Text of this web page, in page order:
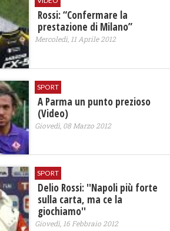
Rossi: “Confermare la
prestazione di Milano”
Mercoledì, 11 Aprile 2012
SPORT
A Parma un punto prezioso
(Video)
Giovedì, 08 Marzo 2012
SPORT
Delio Rossi: ''Napoli più forte
sulla carta, ma ce la
giochiamo''
Giovedì, 16 Febbraio 2012